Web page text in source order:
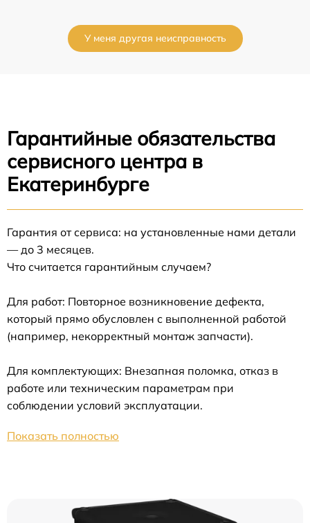
У меня другая неисправность
Гарантийные обязательства
сервисного центра в
Екатеринбурге
Гарантия от сервиса: на установленные нами детали
— до 3 месяцев.
Что считается гарантийным случаем?
Для работ: Повторное возникновение дефекта,
который прямо обусловлен с выполненной работой
(например, некорректный монтаж запчасти).
Для комплектующих: Внезапная поломка, отказ в
работе или техническим параметрам при
соблюдении условий эксплуатации.
Показать полностью